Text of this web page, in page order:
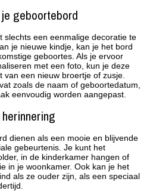
geboortebord
slechts een eenmalige decoratie te
je nieuwe kindje, kan je het bord
geboortes. Als je ervoor
met een foto, kun je deze
een nieuw broertje of zusje.
zoals de naam of geboortedatum,
eenvoudig worden aangepast.
dienen als een mooie en blijvende
gebeurtenis. Je kunt het
in de kinderkamer hangen of
in je woonkamer. Ook kan je het
als ze ouder zijn, als een speciaal